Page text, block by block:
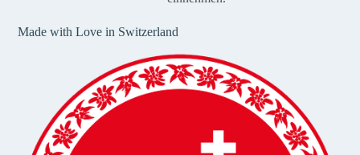
Made with Love in Switzerland